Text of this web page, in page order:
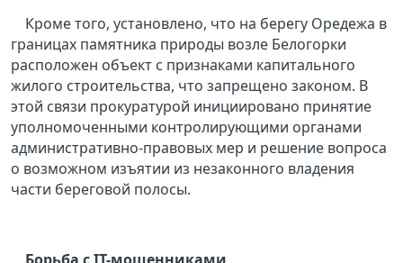
Кроме того, установлено, что на берегу Оредежа в
границах памятника природы возле Белогорки
расположен объект с признаками капитального
жилого строительства, что запрещено законом. В
этой связи прокуратурой инициировано принятие
уполномоченными контролирующими органами
административно-правовых мер и решение вопроса
о возможном изъятии из незаконного владения
части береговой полосы.